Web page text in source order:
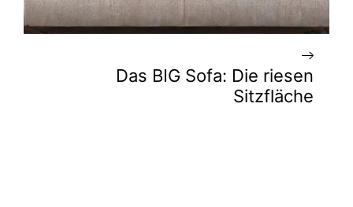
Das BIG Sofa: Die riesen
Sitzfläche